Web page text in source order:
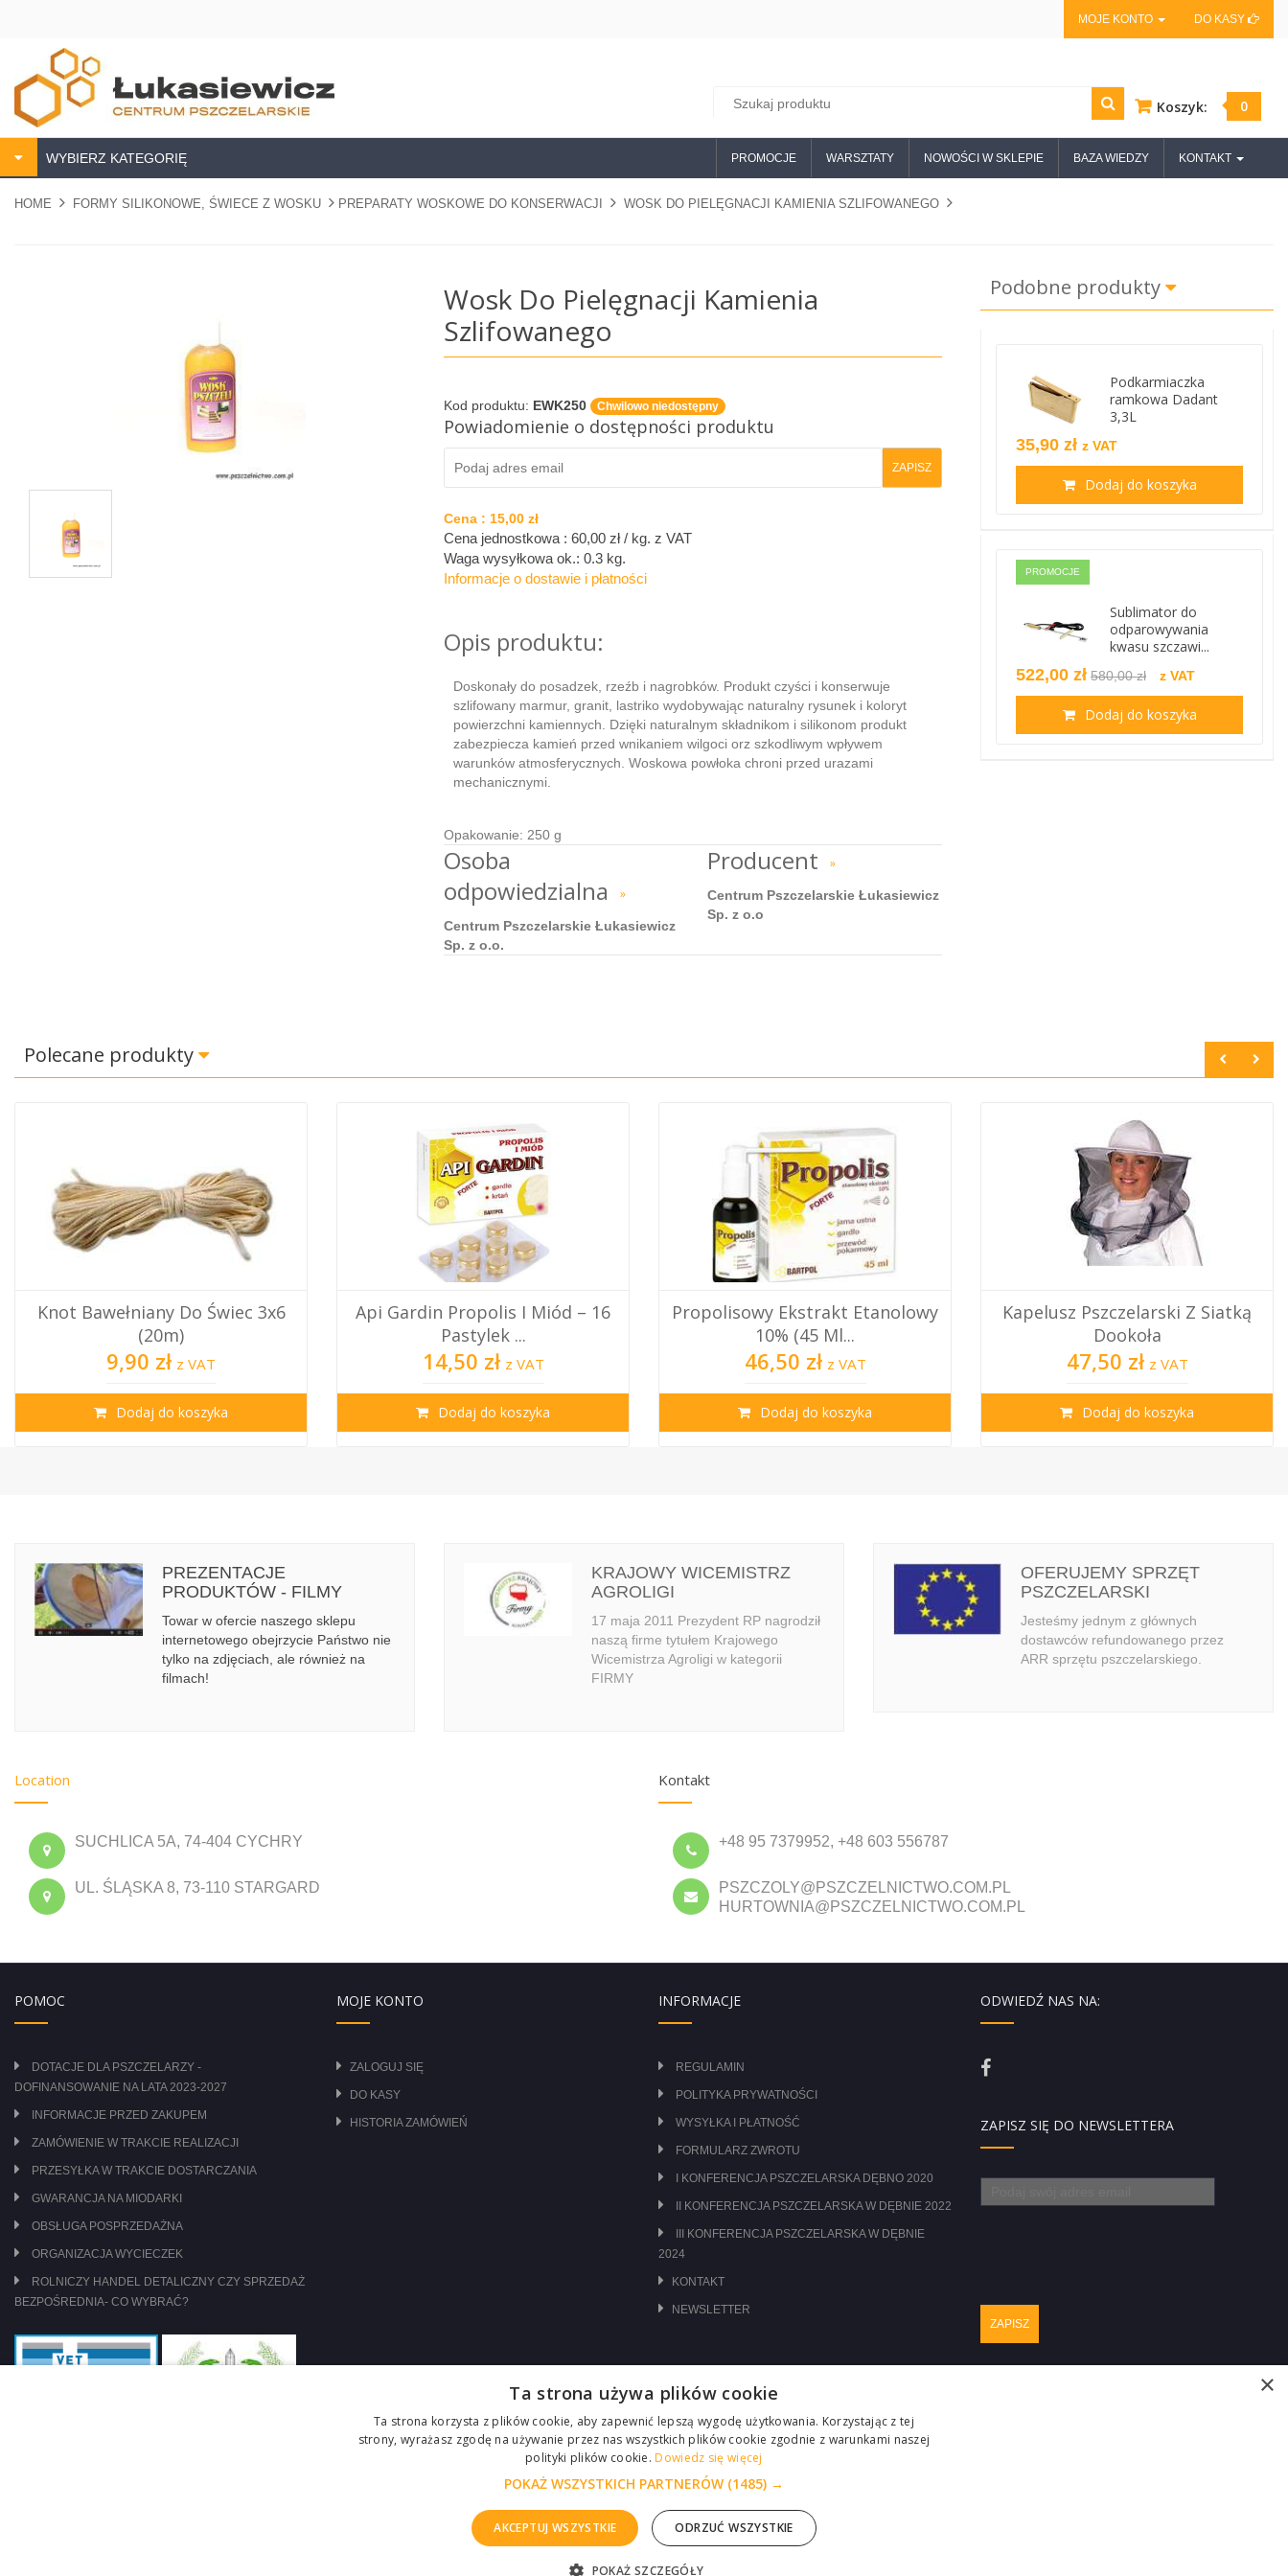
MOJE KONTO DO KASY
Koszyk: 0
PROMOCJE WARSZTATY NOWOŚCI W SKLEPIE BAZA WIEDZY KONTAKT
WYBIERZ KATEGORIĘ
HOME FORMY SILIKONOWE, ŚWIECE Z WOSKU PREPARATY WOSKOWE DO KONSERWACJI WOSK DO PIELĘGNACJI KAMIENIA SZLIFOWANEGO
Wosk Do Pielęgnacji Kamienia
Szlifowanego
Kod produktu: EWK250 Chwilowo niedostępny
Powiadomienie o dostępności produktu
Cena : 15,00 zł
Cena jednostkowa : 60,00 zł / kg. z VAT
Waga wysyłkowa ok.: 0.3 kg.
Informacje o dostawie i płatności
Opis produktu:
Doskonały do posadzek, rzeźb i nagrobków. Produkt czyści i konserwuje
szlifowany marmur, granit, lastriko wydobywając naturalny rysunek i koloryt
powierzchni kamiennych. Dzięki naturalnym składnikom i silikonom produkt
zabezpiecza kamień przed wnikaniem wilgoci orz szkodliwym wpływem
warunków atmosferycznych. Woskowa powłoka chroni przed urazami
mechanicznymi.
Opakowanie: 250 g
Osoba
odpowiedzialna
»
Centrum Pszczelarskie Łukasiewicz
Sp. z o.o.
Producent »
Centrum Pszczelarskie Łukasiewicz
Sp. z o.o
Podobne produkty
Podkarmiaczka
ramkowa Dadant
3,3L
35,90 zł z VAT
Dodaj do koszyka
PROMOCJE
Sublimator do
odparowywania
kwasu szczawi...
522,00 zł 580,00 zł z VAT
Dodaj do koszyka
Polecane produkty
Api Gardin Propolis I Miód – 16
Pastylek ...
14,50 zł z VAT
Dodaj do koszyka
Propolisowy Ekstrakt Etanolowy
10% (45 Ml...
46,50 zł z VAT
Dodaj do koszyka
Kapelusz Pszczelarski Z Siatką
Dookoła
47,50 zł z VAT
Dodaj do koszyka
Pyłek Pszczeli-Kwiatowy 1 Kg –
Pszczeli S...
62,00 zł z VAT
Dodaj do koszyka
PREZENTACJE
PRODUKTÓW - FILMY
Towar w ofercie naszego sklepu
internetowego obejrzycie Państwo nie
tylko na zdjęciach, ale również na
filmach!
KRAJOWY WICEMISTRZ
AGROLIGI
17 maja 2011 Prezydent RP nagrodził
naszą firme tytułem Krajowego
Wicemistrza Agroligi w kategorii
FIRMY
OFERUJEMY SPRZĘT
PSZCZELARSKI
Jesteśmy jednym z głównych
dostawców refundowanego przez
ARR sprzętu pszczelarskiego.
Location
SUCHLICA 5A, 74-404 CYCHRY
UL. ŚLĄSKA 8, 73-110 STARGARD
Kontakt
+48 95 7379952, +48 603 556787
PSZCZOLY@PSZCZELNICTWO.COM.PL
HURTOWNIA@PSZCZELNICTWO.COM.PL
POMOC
DOTACJE DLA PSZCZELARZY -
DOFINANSOWANIE NA LATA 2023-2027
INFORMACJE PRZED ZAKUPEM
ZAMÓWIENIE W TRAKCIE REALIZACJI
PRZESYŁKA W TRAKCIE DOSTARCZANIA
GWARANCJA NA MIODARKI
OBSŁUGA POSPRZEDAŻNA
ORGANIZACJA WYCIECZEK
ROLNICZY HANDEL DETALICZNY CZY SPRZEDAŻ
BEZPOŚREDNIA- CO WYBRAĆ?
MOJE KONTO
ZALOGUJ SIĘ
DO KASY
HISTORIA ZAMÓWIEŃ
INFORMACJE
REGULAMIN
POLITYKA PRYWATNOŚCI
WYSYŁKA I PŁATNOŚĆ
FORMULARZ ZWROTU
I KONFERENCJA PSZCZELARSKA DĘBNO 2020
II KONFERENCJA PSZCZELARSKA W DĘBNIE 2022
III KONFERENCJA PSZCZELARSKA W DĘBNIE
2024
KONTAKT
NEWSLETTER
ODWIEDŹ NAS NA:
ZAPISZ SIĘ DO NEWSLETTERA
×
Ta strona używa plików cookie
Ta strona korzysta z plików cookie, aby zapewnić lepszą wygodę użytkowania. Korzystając z tej
strony, wyrażasz zgodę na używanie przez nas wszystkich plików cookie zgodnie z warunkami naszej
polityki plików cookie. Dowiedz się więcej
POKAŻ WSZYSTKICH PARTNERÓW (1485) →
AKCEPTUJ WSZYSTKIE ODRZUĆ WSZYSTKIE
POKAŻ SZCZEGÓŁY